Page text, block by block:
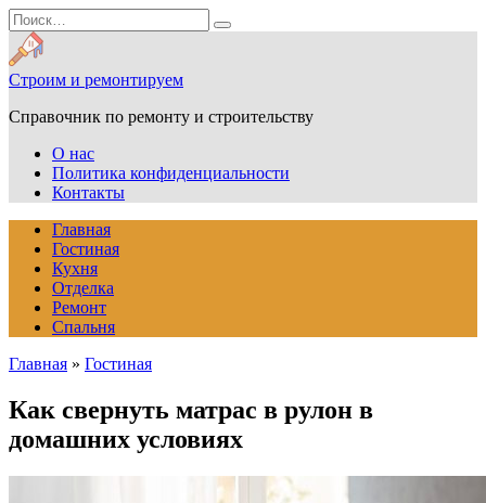
Перейти
к
содержанию
Search
for:
Строим и ремонтируем
Справочник по ремонту и строительству
О нас
Политика конфиденциальности
Контакты
Главная
Гостиная
Кухня
Отделка
Ремонт
Спальня
Главная » Гостиная
Как свернуть матрас в рулон в
домашних условиях